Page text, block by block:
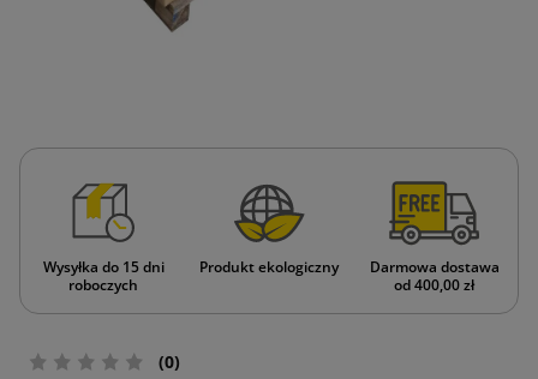
Wysyłka do 15 dni
roboczych
Produkt ekologiczny
Darmowa dostawa
od 400,00 zł
(0)